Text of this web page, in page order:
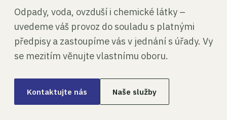
Odpady, voda, ovzduší i chemické látky –
uvedeme váš provoz do souladu s platnými
předpisy a zastoupíme vás v jednání s úřady. Vy
se mezitím věnujte vlastnímu oboru.
Kontaktujte nás Naše služby